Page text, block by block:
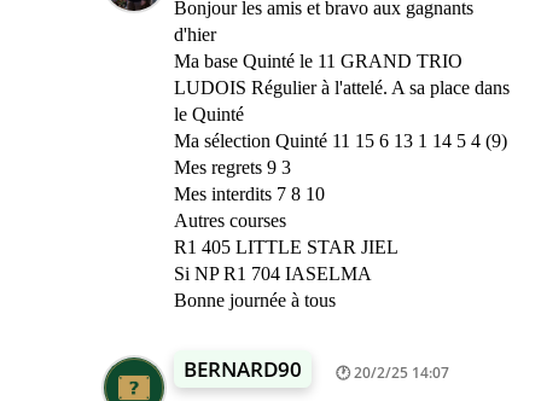
Bonjour les amis et bravo aux gagnants
d'hier
Ma base Quinté le 11 GRAND TRIO
LUDOIS Régulier à l'attelé. A sa place dans
le Quinté
Ma sélection Quinté 11 15 6 13 1 14 5 4 (9)
Mes regrets 9 3
Mes interdits 7 8 10
Autres courses
R1 405 LITTLE STAR JIEL
Si NP R1 704 IASELMA
Bonne journée à tous
BERNARD90 20/2/25 14:07